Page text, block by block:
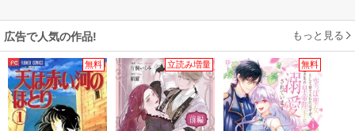
広告で人気の作品! もっと見る
無料 立読み増量 無料